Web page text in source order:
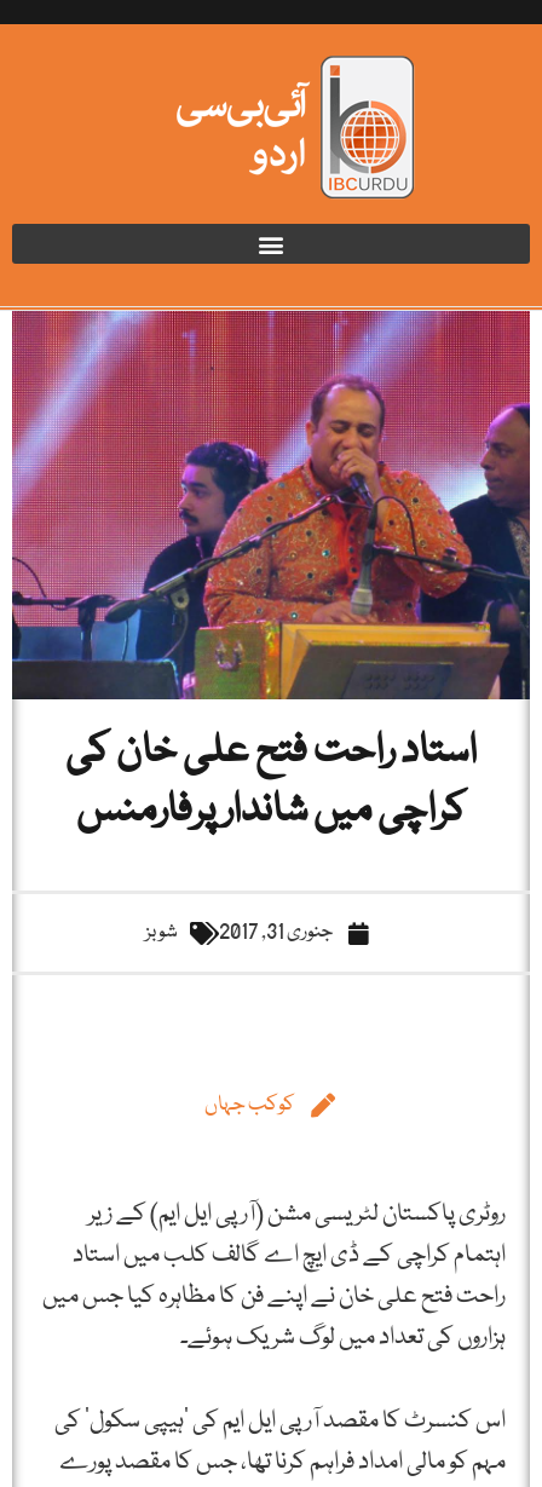
استاد راحت فتح علی خان کی
کراچی میں شاندار پرفارمنس
جنوری 31, 2017 شوبز
کوکب جہاں
روٹری پاکستان لٹریسی مشن (آر پی ایل ایم) کے زیر
اہتمام کراچی کے ڈی ایچ اے گالف کلب میں استاد
راحت فتح علی خان نے اپنے فن کا مظاہرہ کیا جس میں
ہزاروں کی تعداد میں لوگ شریک ہوئے۔
اس کنسرٹ کا مقصد آر پی ایل ایم کی ’ہیپی سکول‘ کی
مہم کو مالی امداد فراہم کرنا تھا، جس کا مقصد پورے